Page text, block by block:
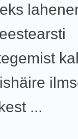
...